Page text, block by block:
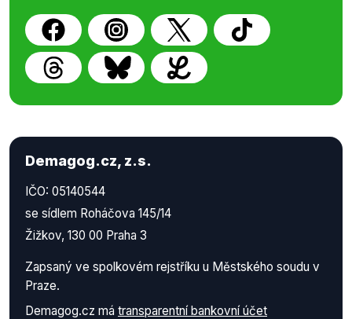
Demagog.cz, z.s.
IČO: 05140544
se sídlem Roháčova 145/14
Žižkov, 130 00 Praha 3
Zapsaný ve spolkovém rejstříku u Městského soudu v
Praze.
Demagog.cz má transparentní bankovní účet